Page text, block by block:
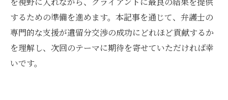
するための準備を進めます。本記事を通じて、弁護士の
専門的な支援が遺留分交渉の成功にどれほど貢献するか
を理解し、次回のテーマに期待を寄せていただければ幸
いです。